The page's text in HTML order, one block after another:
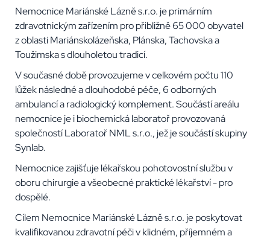
Nemocnice Mariánské Lázně s.r.o. je primárním
zdravotnickým zařízením pro přibližně 65 000 obyvatel
z oblasti Mariánskolázeňska, Plánska, Tachovska a
Toužimska s dlouholetou tradicí.
V současné době provozujeme v celkovém počtu 110
lůžek následné a dlouhodobé péče, 6 odborných
ambulancí a radiologický komplement. Součástí areálu
nemocnice je i biochemická laboratoř provozovaná
společností Laboratoř NML s.r.o., jež je součástí skupiny
Synlab.
Nemocnice zajišťuje lékařskou pohotovostní službu v
oboru chirurgie a všeobecné praktické lékařství - pro
dospělé.
Cílem Nemocnice Mariánské Lázně s.r.o. je poskytovat
kvalifikovanou zdravotní péči v klidném, příjemném a